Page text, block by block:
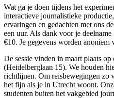
Wat ga je doen tijdens het
interactieve journalistieke
ervaringen en gedachten met ons
een uur. Als dank voor je
€10. Je gegevens worden anoniem
De sessie vinden in maart plaats
(Heidelberglaan 15). We houden
richtlijnen. Om reisbewegingen zo
het fijn als je in Utrecht woont.
studenten buiten het vakgebied